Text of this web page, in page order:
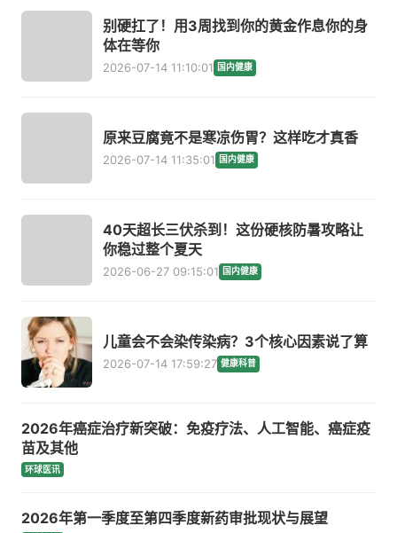
别硬扛了！用3周找到你的黄金作息你的身
体在等你
2026-07-14 11:10:01 国内健康
原来豆腐竟不是寒凉伤胃？这样吃才真香
2026-07-14 11:35:01 国内健康
40天超长三伏杀到！这份硬核防暑攻略让
你稳过整个夏天
2026-06-27 09:15:01 国内健康
儿童会不会染传染病？3个核心因素说了算
2026-07-14 17:59:27 健康科普
2026年癌症治疗新突破：免疫疗法、人工智能、癌症疫
苗及其他
环球医讯
2026年第一季度至第四季度新药审批现状与展望